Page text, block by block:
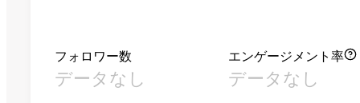
フォロワー数
データなし
エンゲージメント率
データなし